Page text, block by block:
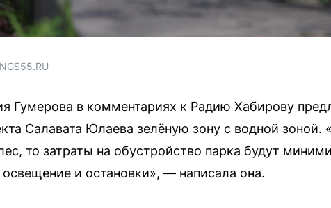
Гумерова в комментариях к Радию Хабирову
Салавата Юлаева зелёную зону с водной
то затраты на обустройство парка будут
и остановки», — написала она.